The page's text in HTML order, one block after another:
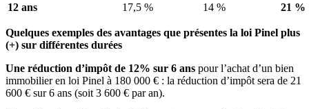
12 ans
17,5 % 14 % 21 %
Quelques exemples des avantages que présentes la loi Pinel plus
(+) sur différentes durées
Une réduction d’impôt de 12% sur 6 ans pour l’achat d’un bien
immobilier en loi Pinel à 180 000 € : la réduction d’impôt sera de 21
600 € sur 6 ans (soit 3 600 € par an).